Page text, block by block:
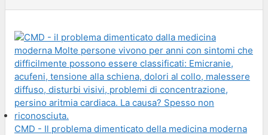
CMD - Il problema dimenticato della medicina moderna